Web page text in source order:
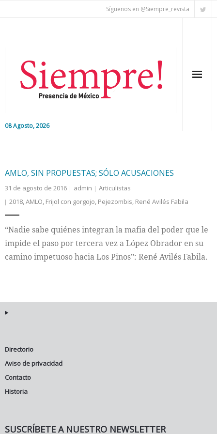
Síguenos en @Siempre_revista
08 Agosto, 2026
Nacional
Internacional
Cultura
AMLO, SIN PROPUESTAS; SÓLO ACUSACIONES
31 de agosto de 2016 admin
Articulistas
2018,AMLO, Frijol con gorgojo, Pejezombis, René Avilés Fabila
“Nadie sabe quiénes integran la mafia del poder que le
impide el paso por tercera vez a López Obrador en su
camino impetuoso hacia Los Pinos”: René Avilés Fabila.
Directorio
Aviso de privacidad
Contacto
Historia
SUSCRÍBETE A NUESTRO NEWSLETTER